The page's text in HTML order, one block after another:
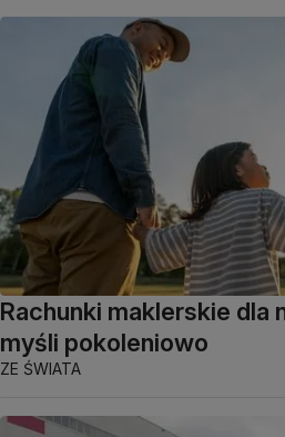
Rachunki maklerskie dla
myśli pokoleniowo
ZE ŚWIATA